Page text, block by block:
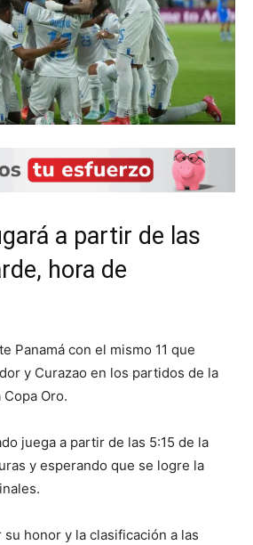
a partir de las
hora de
Panamá con el mismo 11 que
y Curazao en los partidos de la
Oro.
juega a partir de las 5:15 de la
y esperando que se logre la
honor y la clasificación a las